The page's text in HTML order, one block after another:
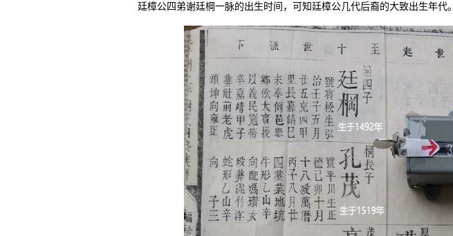
廷樟公四弟谢廷棡一脉的出生时间，可知廷樟公几代后裔的大致出生年代。